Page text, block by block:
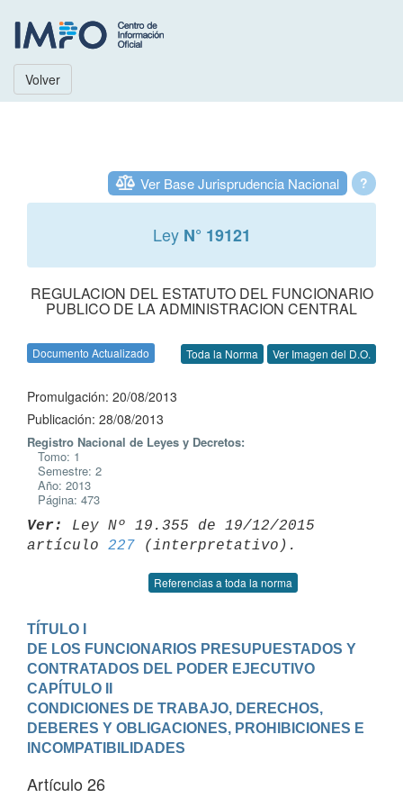
Volver
?
Ver Base Jurisprudencia Nacional
Ley N° 19121
REGULACION DEL ESTATUTO DEL FUNCIONARIO
PUBLICO DE LA ADMINISTRACION CENTRAL
Documento Actualizado Toda la Norma Ver Imagen del D.O.
Promulgación: 20/08/2013
Publicación: 28/08/2013
Registro Nacional de Leyes y Decretos:
Tomo: 1
Semestre: 2
Año: 2013
Página: 473
Ver:
Ley Nº 19.355 de 19/12/2015
artículo 227
Referencias a toda la norma
TÍTULO I
DE LOS FUNCIONARIOS PRESUPUESTADOS Y
CONTRATADOS DEL PODER EJECUTIVO
CAPÍTULO II
CONDICIONES DE TRABAJO, DERECHOS,
DEBERES Y OBLIGACIONES, PROHIBICIONES E
INCOMPATIBILIDADES
Artículo 26